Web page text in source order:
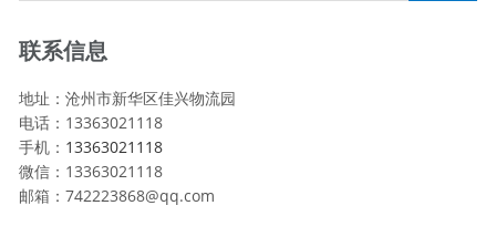
联系信息
地址：沧州市新华区佳兴物流园
电话：13363021118
手机： 13363021118
微信：13363021118
邮箱：742223868@qq.com